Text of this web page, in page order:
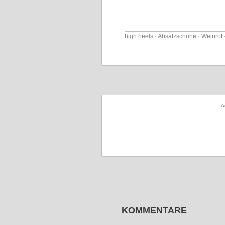
high heels · Absatzschuhe · Weinrot
KOMMENTARE